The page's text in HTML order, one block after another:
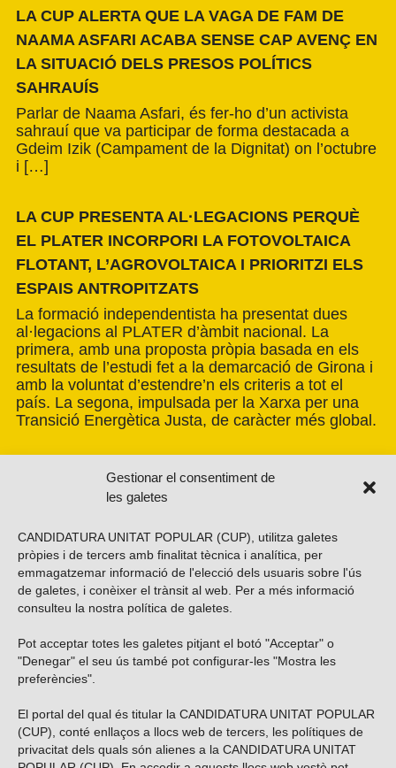
Gestionar el consentiment de
les galetes
CANDIDATURA UNITAT POPULAR (CUP), utilitza galetes
pròpies i de tercers amb finalitat tècnica i analítica, per
emmagatzemar informació de l'elecció dels usuaris sobre l'ús
de galetes, i conèixer el trànsit al web. Per a més informació
consulteu la nostra política de galetes
Pot acceptar totes les galetes pitjant el botó "Acceptar" o
"Denegar" el seu ús també pot configurar-les "Mostra les
preferències".
El portal del qual és titular la CANDIDATURA UNITAT POPULAR
(CUP), conté enllaços a llocs web de tercers, les polítiques de
privacitat dels quals són alienes a la CANDIDATURA UNITAT
LA CUP ALERTA QUE LA VAGA DE FAM DE
NAAMA ASFARI ACABA SENSE CAP AVENÇ EN
LA SITUACIÓ DELS PRESOS POLÍTICS
SAHRAUÍS
Parlar de Naama Asfari, és fer-ho d’un activista
sahrauí que va participar de forma destacada a
Gdeim Izik (Campament de la Dignitat) on l’octubre
i […]
LA CUP PRESENTA AL·LEGACIONS PERQUÈ
EL PLATER INCORPORI LA FOTOVOLTAICA
FLOTANT, L’AGROVOLTAICA I PRIORITZI ELS
ESPAIS ANTROPITZATS
La formació independentista ha presentat dues
al·legacions al PLATER d’àmbit nacional. La
primera, amb una proposta pròpia basada en els
resultats de l’estudi fet a la demarcació de Girona i
amb la voluntat d’estendre’n els criteris a tot el
país. La segona, impulsada per la Xarxa per una
Transició Energètica Justa, de caràcter més global.
Vols subscriure’t al nostre butlletí?
ENVIAR